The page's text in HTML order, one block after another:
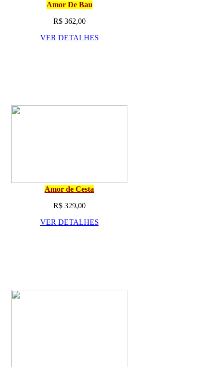
Amor De Bau
R$ 362,00
VER DETALHES
Amor de Cesta
R$ 329,00
VER DETALHES